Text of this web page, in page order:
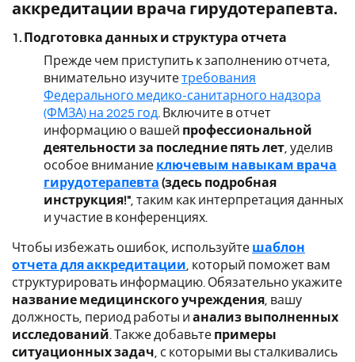
аккредитации врача гирудотерапевта.
1. Подготовка данных и структура отчета
Прежде чем приступить к заполнению отчета,
внимательно изучитетребования
Федерального медико-санитарного надзора
(ФМЗА) на 2025 год . Включите в отчет
информацию о вашей профессиональной
деятельности за последние пять лет , уделив
особое внимание ключевым навыкам врача
гирудотерапевта (здесь подробная
инструкция!" , таким как интерпретация данных
и участие в конференциях.
Чтобы избежать ошибок, используйте шаблон
отчета для аккредитации , который поможет вам
структурировать информацию. Обязательно укажите
название медицинского учреждения , вашу
должность, период работы и анализ выполненных
исследований . Также добавьте примеры
ситуационных задач , с которыми вы сталкивались